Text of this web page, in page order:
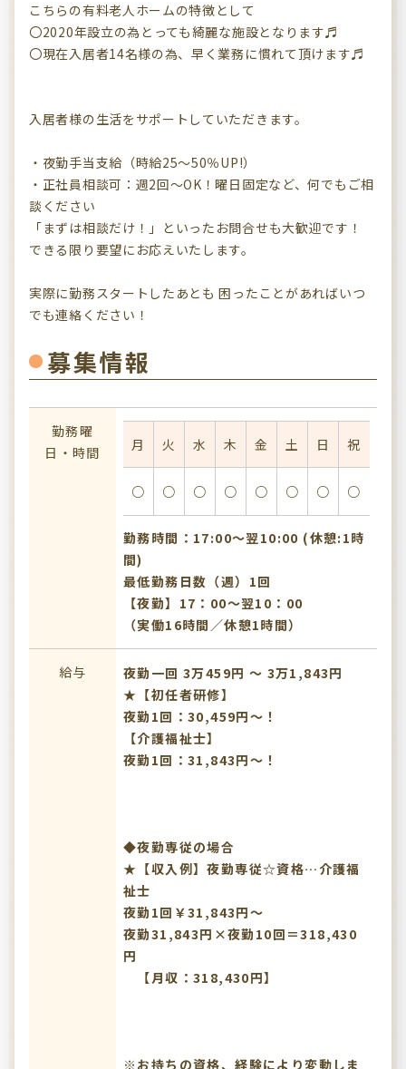
こちらの有料老人ホームの特徴として
〇2020年設立の為とっても綺麗な施設となります♬
〇現在入居者14名様の為、早く業務に慣れて頂けます♬
入居者様の生活をサポートしていただきます。
・夜勤手当支給（時給25～50％UP!）
・正社員相談可：週2回～OK！曜日固定など、何でもご相
談ください
「まずは相談だけ！」といったお問合せも大歓迎です！
できる限り要望にお応えいたします。
実際に勤務スタートしたあとも 困ったことがあればいつ
でも連絡ください！
募集情報
勤務曜
日・時間
月 火 水 木 金 土 日 祝
○ ○ ○ ○ ○ ○ ○ ○
勤務時間：17:00〜翌10:00 (休憩:1時
間)
最低勤務日数（週）1回
【夜勤】17：00～翌10：00
（実働16時間／休憩1時間）
給与
夜勤一回 3万459円 〜 3万1,843円
★【初任者研修】
夜勤1回：30,459円～！
【介護福祉士】
夜勤1回：31,843円～！
◆夜勤専従の場合
★【収入例】夜勤専従☆資格…介護福
祉士
夜勤1回￥31,843円～
夜勤31,843円×夜勤10回＝318,430
円
【月収：318,430円】
※お持ちの資格、経験により変動しま